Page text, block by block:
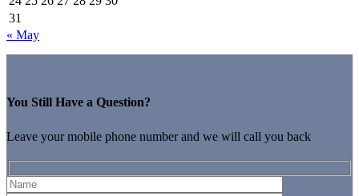
31
« May
You Still Have a Question?
Leave your mobile phone number and we will call you back